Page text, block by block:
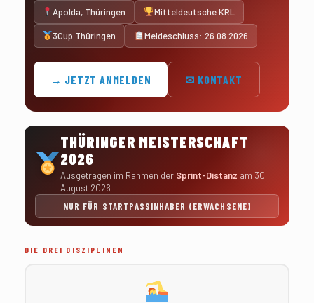
Apolda, Thüringen Mitteldeutsche KRL
3Cup Thüringen Meldeschluss: 26.08.2026
→ JETZT ANMELDEN ✉ KONTAKT
THÜRINGER MEISTERSCHAFT
2026
Ausgetragen im Rahmen der Sprint-Distanz am 30.
August 2026
NUR FÜR STARTPASSINHABER (ERWACHSENE)
DIE DREI DISZIPLINEN